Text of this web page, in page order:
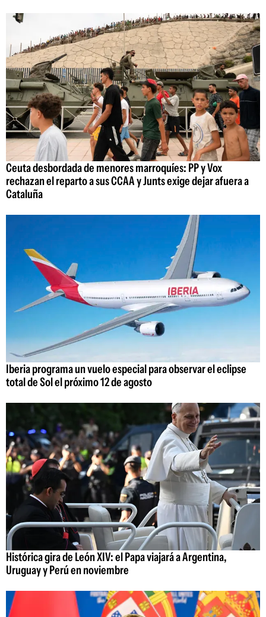
Ceuta desbordada de menores marroquíes: PP y Vox
rechazan el reparto a sus CCAA y Junts exige dejar afuera a
Cataluña
Iberia programa un vuelo especial para observar el eclipse
total de Sol el próximo 12 de agosto
Histórica gira de León XIV: el Papa viajará a Argentina,
Uruguay y Perú en noviembre